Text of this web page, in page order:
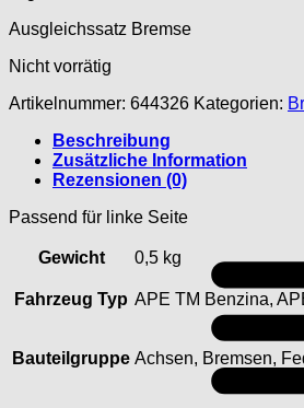
Ausgleichssatz Bremse
Nicht vorrätig
Artikelnummer: 644326 Kategorien:
Beschreibung
Zusätzliche Information
Rezensionen (0)
Passend für linke Seite
Gewicht 0,5 kg
Fahrzeug Typ APE TM Benzina,
Bauteilgruppe Achsen, Bremsen,